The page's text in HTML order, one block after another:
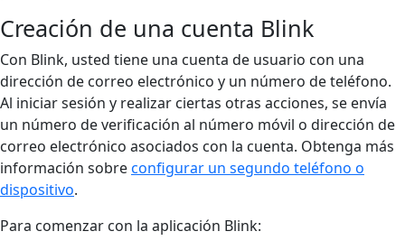
Creación de una cuenta Blink
Con Blink, usted tiene una cuenta de usuario con una
dirección de correo electrónico y un número de teléfono.
Al iniciar sesión y realizar ciertas otras acciones, se envía
un número de verificación al número móvil o dirección de
correo electrónico asociados con la cuenta. Obtenga más
información sobreconfigurar un segundo teléfono o
dispositivo.
Para comenzar con la aplicación Blink: